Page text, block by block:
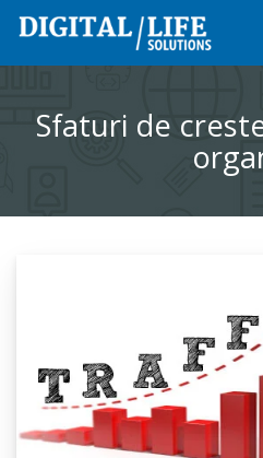
Skip
content
Sfaturi de